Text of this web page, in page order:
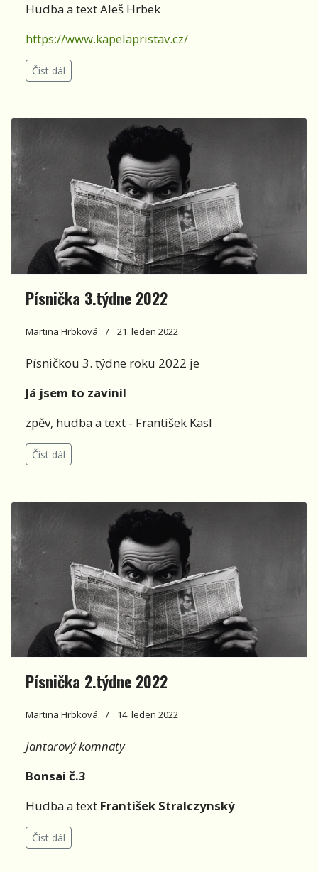
Hudba a text Aleš Hrbek
https://www.kapelapristav.cz/
Číst dál
Písnička 3.týdne 2022
Martina Hrbková 21. leden 2022
Písničkou 3. týdne roku 2022 je
Já jsem to zavinil
zpěv, hudba a text - František Kasl
Číst dál
Písnička 2.týdne 2022
Martina Hrbková 14. leden 2022
Jantarový komnaty
Bonsai č.3
Hudba a text František Stralczynský
Číst dál